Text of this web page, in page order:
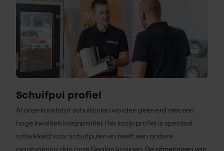
Schuifpui profiel
Al onze kunststof schuifpuien worden geleverd met een
hoge kwaliteit kozijnprofiel. Het kozijnprofiel is speciaal
ontwikkeld voor schuifpuien en heeft een andere